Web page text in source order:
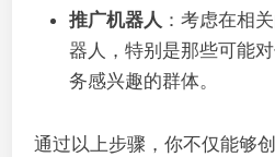
推广机器人 ：考虑在相
器人，特别是那些可能
务感兴趣的群体。
通过以上步骤，你不仅能够